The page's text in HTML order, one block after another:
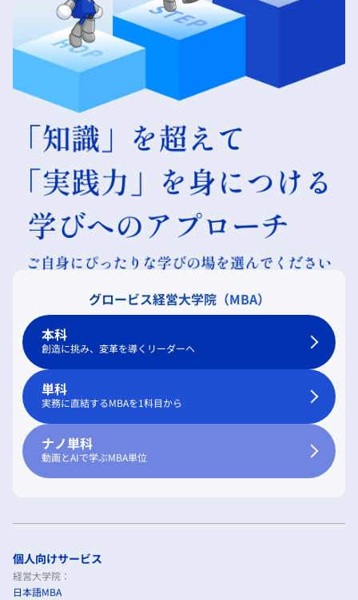
グロービス経営大学院（MBA）
本科
創造に挑み、変革を導くリーダーへ
単科
実務に直結するMBAを1科目から
ナノ単科
動画とAIで学ぶMBA単位
個人向けサービス
経営大学院：
日本語MBA